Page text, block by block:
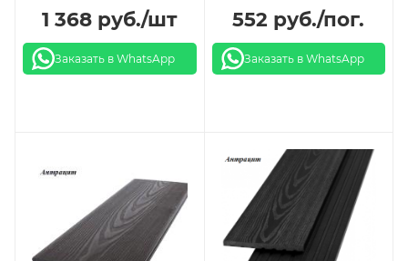
тиснение/
брашированный
вельвет шоколад
1 368руб./шт
Заказать в WhatsApp
552 руб./пог.
Заказать в WhatsApp